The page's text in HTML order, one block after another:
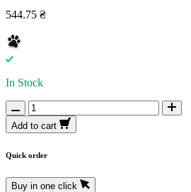
544.75 ₴
In Stock
Add to cart
Quick order
Buy in one click